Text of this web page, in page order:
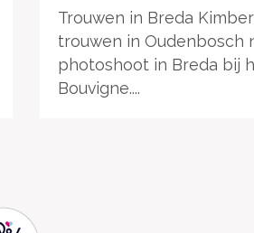
Trouwen in Breda
trouwen in Oudenbosch
photoshoot in Breda bij
Bouvigne....